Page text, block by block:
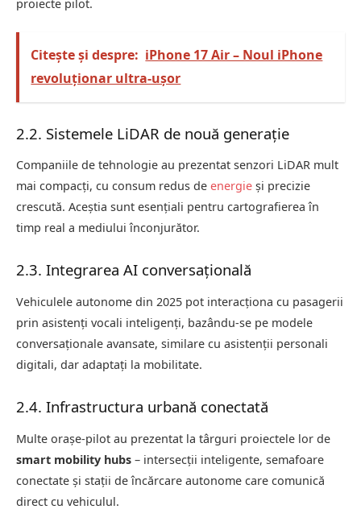
proiecte pilot.
Citește și despre: iPhone 17 Air – Noul iPhone
revoluționar ultra-ușor
2.2. Sistemele LiDAR de nouă generație
Companiile de tehnologie au prezentat senzori LiDAR mult
mai compacți, cu consum redus de energie și precizie
crescută. Aceștia sunt esențiali pentru cartografierea în
timp real a mediului înconjurător.
2.3. Integrarea AI conversațională
Vehiculele autonome din 2025 pot interacționa cu pasagerii
prin asistenți vocali inteligenți, bazându-se pe modele
conversaționale avansate, similare cu asistenții personali
digitali, dar adaptați la mobilitate.
2.4. Infrastructura urbană conectată
Multe orașe-pilot au prezentat la târguri proiectele lor de
smart mobility hubs – intersecții inteligente, semafoare
conectate și stații de încărcare autonome care comunică
direct cu vehiculul.